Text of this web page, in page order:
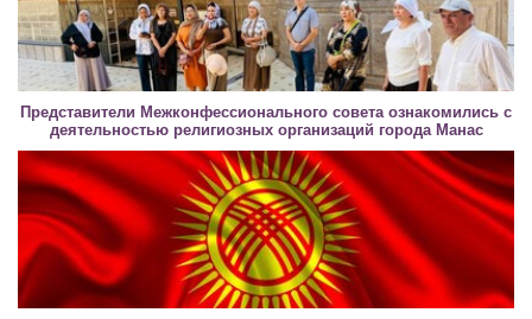
Представители Межконфессионального совета ознакомились с
деятельностью религиозных организаций города Манас